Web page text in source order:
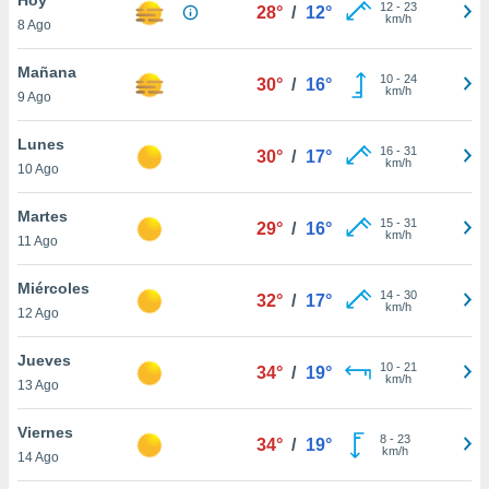
en
más
nuestra
de
cookies
aceptar
8 Ago
28° / 12° 12- 23
km/h
Mañana
9 Ago
30° / 16° 10- 24
km/h
Lunes
10 Ago
30° / 17° 16- 31
km/h
Martes
11 Ago
29° / 16° 15- 31
km/h
Miércoles
12 Ago
32° / 17° 14- 30
km/h
Jueves
13 Ago
34° / 19° 10- 21
km/h
Viernes
14 Ago
34° / 19° 8- 23
km/h